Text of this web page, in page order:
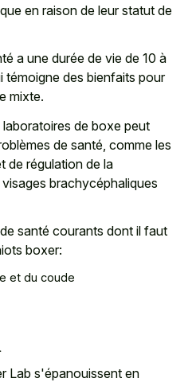
en raison de leur statut de
a une durée de vie de 10 à
témoigne des bienfaits pour
mixte.
de boxe peut
de santé, comme les
de régulation de la
brachycéphaliques
santé courants dont il faut
boxer:
et du coude
Lab s'épanouissent en